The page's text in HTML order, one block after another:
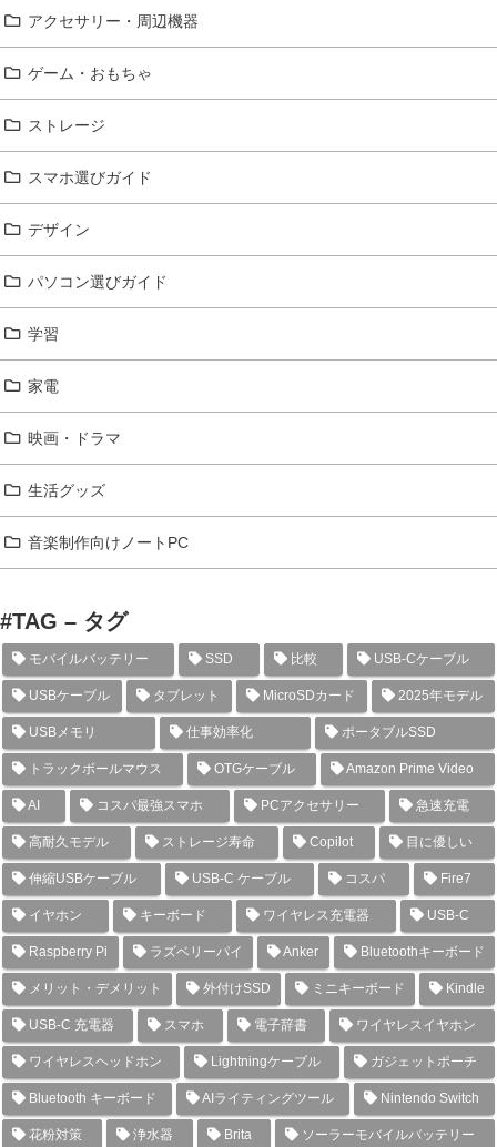
アクセサリー・周辺機器
ゲーム・おもちゃ
ストレージ
スマホ選びガイド
デザイン
パソコン選びガイド
学習
家電
映画・ドラマ
生活グッズ
音楽制作向けノートPC
#TAG – タグ
モバイルバッテリー SSD 比較 USB-Cケーブル
USBケーブル タブレット MicroSDカード 2025年モデル
USBメモリ 仕事効率化 ポータブルSSD
トラックボールマウス OTGケーブル Amazon Prime Video
AI コスパ最強スマホ PCアクセサリー 急速充電
高耐久モデル ストレージ寿命 Copilot 目に優しい
伸縮USBケーブル USB-C ケーブル コスパ Fire7
イヤホン キーボード ワイヤレス充電器 USB-C
Raspberry Pi ラズベリーパイ Anker Bluetoothキーボード
メリット・デメリット 外付けSSD ミニキーボード Kindle
USB-C 充電器 スマホ 電子辞書 ワイヤレスイヤホン
ワイヤレスヘッドホン Lightningケーブル ガジェットポーチ
Bluetooth キーボード AIライティングツール Nintendo Switch
花粉対策 浄水器 Brita ソーラーモバイルバッテリー